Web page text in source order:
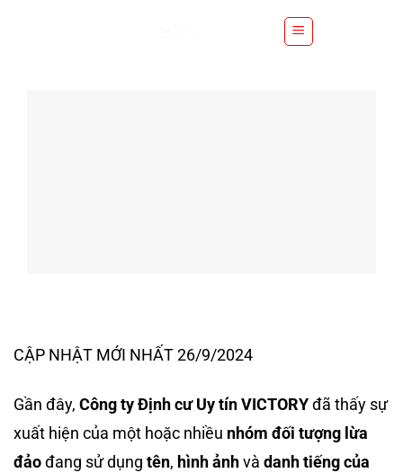
CẬP NHẬT MỚI NHẤT 26/9/2024
Gần đây, Công ty Định cư Uy tín VICTORYđã thấy sự
xuất hiện của một hoặc nhiều nhóm đối tượng lừa
đảođang sử dụng tên, hình ảnhvà danh tiếng của